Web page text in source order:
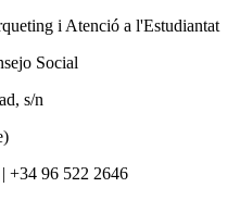
i Atenció a l'Estudiantat
Social
s/n
+34 96 522 2646